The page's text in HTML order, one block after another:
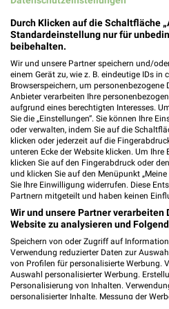
09125 Chemnitz
194,45 km •
Multipolster -
Wladimir-Sagorski-
09122 Chemnitz
Heute 10:00 - 18:00
195,02 km •
ROLLER CHEMNITZ
Hermann-Pöge-
09120 CHEMNITZ
Heute 10:00 - 18:00
Durch Klicken auf die Schaltfläche
Standardeinstellung nur für
beibehalten.
Wir und unsere Partner speichern und/
einem Gerät zu, wie z. B. eindeutige IDs in
Browserspeichern, um personenbezogene
Anbieter verarbeiten Ihre
aufgrund eines berechtigten Interesses.
Sie die „Einstellungen“. Sie können Ihre
oder verwalten, indem Sie auf die
klicken oder jederzeit auf die
unteren Ecke der Website klicken. Um
klicken Sie auf den Fingerabdruck oder
und klicken Sie auf den Menüpunkt
Sie Ihre Einwilligung widerrufen. Diese
Partnern mitgeteilt und haben keinen
Wir und unsere Partner verarbeiten
Website zu analysieren und
Speichern von oder Zugriff auf
Verwendung reduzierter Daten zur
von Profilen für personalisierte Werbung.
Auswahl personalisierter Werbung.
Personalisierung von Inhalten.
personalisierter Inhalte. Messung der